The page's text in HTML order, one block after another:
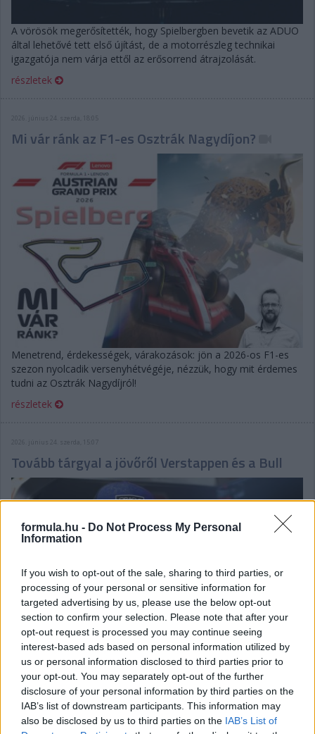
formula.hu - Do Not Process My Personal
Information
If you wish to opt-out of the sale, sharing to third parties, or
processing of your personal or sensitive information for
targeted advertising by us, please use the below opt-out
section to confirm your selection. Please note that after your
opt-out request is processed you may continue seeing
interest-based ads based on personal information utilized by
us or personal information disclosed to third parties prior to
your opt-out. You may separately opt-out of the further
disclosure of your personal information by third parties on the
IAB’s list of downstream participants. This information may
also be disclosed by us to third parties on the IAB’s List of
A vörösök megerősítették, hogy Spielbergben bevetik az ADUO
által lehetővé tett első újítást, de a motorrészleg technikai
igazgatója nem várja ettől az erősorrend átrajzolását.
részletek
2026. június 24. szerda, 18:05
Mi vár ránk az F1-es Osztrák Nagydíjon?
Menetrend, érdekességek, várakozások: jön a 2026-os F1-es
szezon nyolcadik versenyhétvégéje, nézzük, hogy mit érdemes
tudni az Osztrák Nagydíjról!
részletek
2026. június 24. szerda, 15:07
Tovább tárgyal a jövőről Verstappen és a Bull
Bár 2028 végéig szól a szerződése az energiaitalosokkal, a
négyszeres F1-es világbajnok maradása így sem garantált
egyelőre: a Red Bull hazai nagydíján folytatódhatnak az
egyeztetések.